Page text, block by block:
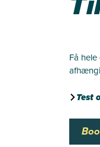
Få
Test